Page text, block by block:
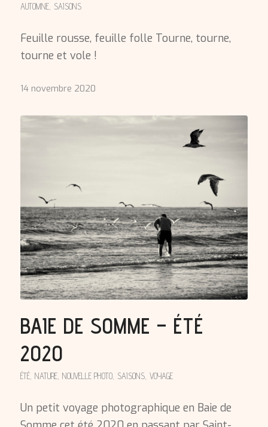
AUTOMNE, SAISONS
Feuille rousse, feuille folle Tourne, tourne,
tourne et vole !
14 novembre 2020
BAIE DE SOMME – ÉTÉ
2020
ÉTÉ, NATURE, NOUVELLE PHOTO, SAISONS, VOYAGE
Un petit voyage photographique en Baie de